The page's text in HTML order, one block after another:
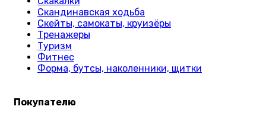
Скандинавская ходьба
Скейты, самокаты, круизёры
Тренажеры
Туризм
Фитнес
Форма, бутсы, наколенники, щитки
Покупателю